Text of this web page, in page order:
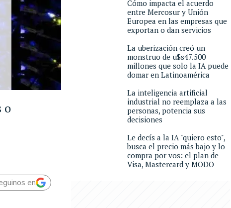
o
en
Cómo impacta el acuerdo
entre Mercosur y Unión
Europea en las empresas que
exportan o dan servicios
La uberización creó un
monstruo de u$s47.500
millones que solo la IA puede
domar en Latinoamérica
La inteligencia artificial
industrial no reemplaza a las
personas, potencia sus
decisiones
Le decís a la IA "quiero esto",
busca el precio más bajo y lo
compra por vos: el plan de
Visa, Mastercard y MODO